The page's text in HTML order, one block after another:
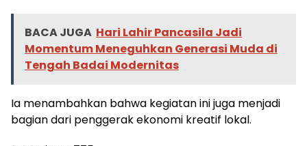
BACA JUGA Hari Lahir Pancasila Jadi
Momentum Meneguhkan Generasi Muda di
Tengah Badai Modernitas
Ia menambahkan bahwa kegiatan ini juga menjadi
bagian dari penggerak ekonomi kreatif lokal.